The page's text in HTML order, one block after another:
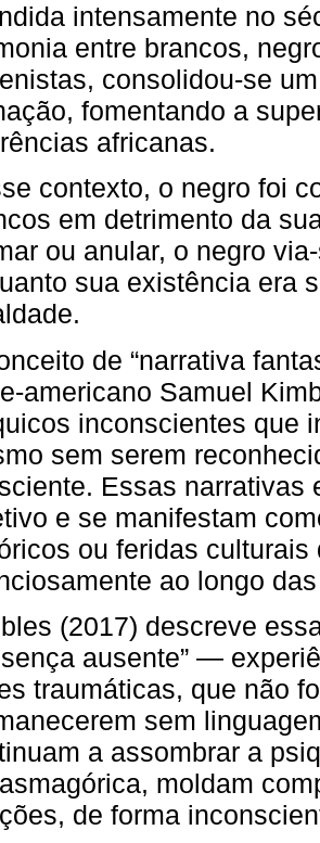
intensamente no
entre brancos,
consolidou-se
fomentando a
africanas.
contexto, o negro foi
em detrimento da
ou anular, o negro
sua existência era
de “narrativa
americano Samuel
inconscientes que
sem serem
Essas narrativas
e se manifestam
ou feridas
ao longo
(2017) descreve
ausente” —
traumáticas, que não
sem
a assombrar a
moldam
de forma